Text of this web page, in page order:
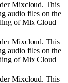
Mixcloud. This
audio files on the
of Mix Cloud
Mixcloud. This
audio files on the
of Mix Cloud
Mixcloud. This